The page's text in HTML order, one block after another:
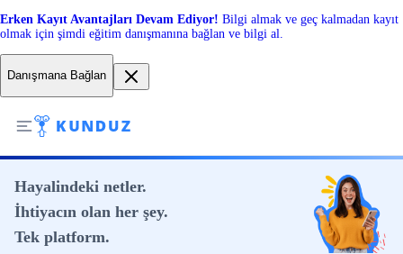
Erken Kayıt Avantajları Devam Ediyor! Bilgi almak ve geç kalmadan kayıt
olmak için şimdi eğitim danışmanına bağlan ve bilgi al.
Danışmana Bağlan
Hayalindeki netler.
İhtiyacın olan her şey.
Tek platform.